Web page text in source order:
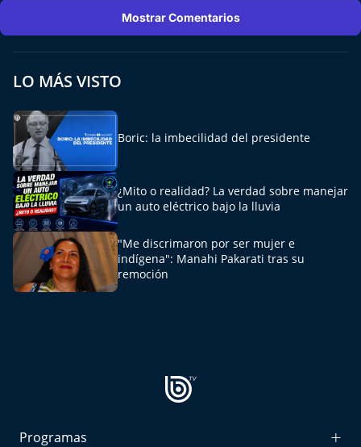
Te invito a tomar once
Bío Bío en Ruta
Especiales
Chiche cuadra y su parrilla
Motorfem
Agenda Propia
Chile, Historia de 30 años
Carrera a La Moneda
Mostrar Comentarios
LO MÁS VISTO
Boric: la imbecilidad del presidente
¿Mito o realidad? La verdad sobre manejar
un auto eléctrico bajo la lluvia
"Me discrimaron por ser mujer e
indígena": Manahi Pakarati tras su
remoción
Programas